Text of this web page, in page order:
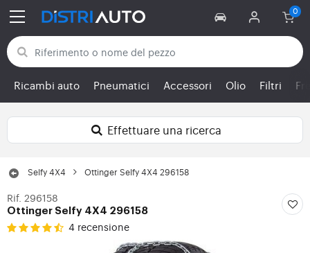
Torna alle categorie
Ricambi auto Pneumatici Accessori Olio Filtri
Effettuare una ricerca
Selfy 4X4 Ottinger Selfy 4X4 296158
Rif. 296158
Ottinger Selfy 4X4 296158
4 recensione